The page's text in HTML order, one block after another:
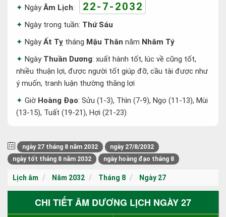
NgàyÂm Lịch: 22-7-2032
Ngày trong tuần: Thứ Sáu
NgàyẤt Tỵ tháng Mậu Thân năm Nhâm Tý
Ngày Thuần Dương: xuất hành tốt, lúc về cũng tốt,
nhiều thuận lợi, được người tốt giúp đỡ, cầu tài được như
ý muốn, tranh luận thường thắng lợi
Giờ Hoàng Đạo: Sửu (1-3), Thìn (7-9), Ngọ (11-13), Mùi
(13-15), Tuất (19-21), Hợi (21-23)
ngày 27 tháng 8 năm 2032
ngày 27/8/2032
ngày tốt tháng 8 năm 2032
ngày hoàng đạo tháng 8
Lịch âm Năm 2032 Tháng 8 Ngày 27
CHI TIẾT ÂM DƯƠNG LỊCH NGÀY 27